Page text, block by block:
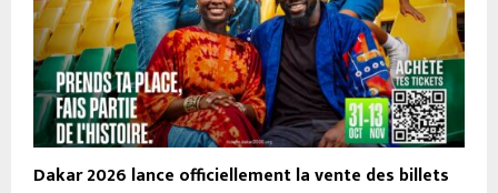
Dakar 2026 lance officiellement la vente des billets